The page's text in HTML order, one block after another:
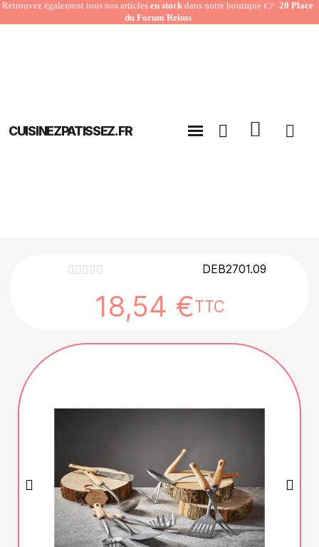
Retrouvez également tous nos articles en stock dans notre boutique 👉20 Place
du Forum Reims
CUISINEZPATISSEZ.FR
     DEB2701.09
18,54 €TTC